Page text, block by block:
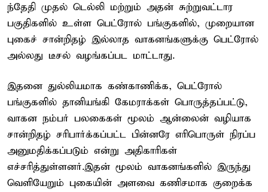
ந்தேதி முதல் டெல்லி மற்றும் அதன் சுற்றுவட்டார
பகுதிகளில் உள்ள பெட்ரோல் பங்குகளில், முறையான
புகைச் சான்றிதழ் இல்லாத வாகனங்களுக்கு பெட்ரோல்
அல்லது டீசல் வழங்கப்பட மாட்டாது.
இதனை துல்லியமாக கண்காணிக்க, பெட்ரோல்
பங்குகளில் தானியங்கி கேமராக்கள் பொருத்தப்பட்டு,
வாகன நம்பர் பலகைகள் மூலம் ஆன்லைன் வழியாக
சான்றிதழ் சரிபார்க்கப்பட்ட பின்னரே எரிபொருள் நிரப்ப
அனுமதிக்கப்படும் என்று அதிகாரிகள்
எச்சரித்துள்ளனர்.இதன் மூலம் வாகனங்களில் இருந்து
வெளியேறும் புகையின் அளவை கணிசமாக குறைக்க